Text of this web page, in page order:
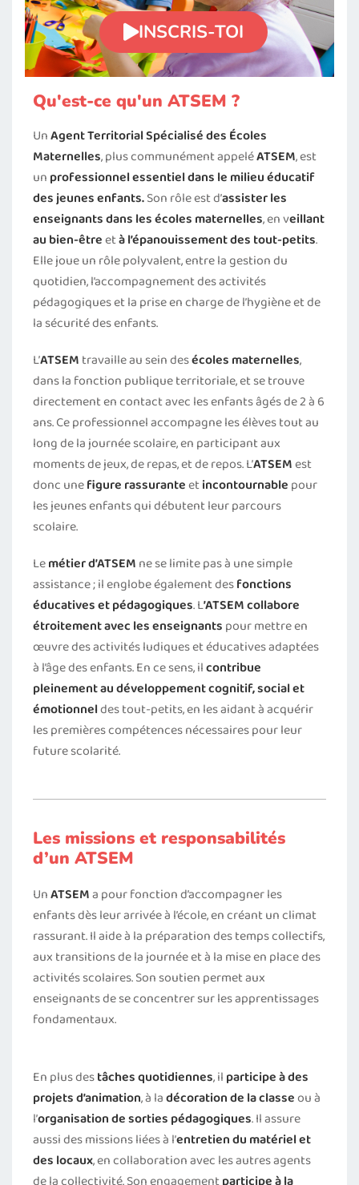
INSCRIS-TOI
Qu'est-ce qu'un ATSEM ?
UnAgent Territorial Spécialisé des Écoles
Maternelles, plus communément appeléATSEM, est
un professionnel essentiel dans le milieu éducatif
des jeunes enfants.Son rôle est d’assister les
enseignants dans les écoles maternelles, en veillant
au bien-êtreetà l’épanouissement des tout-petits.
Elle joue un rôle polyvalent, entre la gestion du
quotidien, l’accompagnement des activités
pédagogiques et la prise en charge de l’hygiène et de
la sécurité des enfants.
L’ATSEM travaille au sein desécoles maternelles,
dans la fonction publique territoriale, et se trouve
directement en contact avec les enfants âgés de 2 à 6
ans. Ce professionnel accompagne les élèves tout au
long de la journée scolaire, en participant aux
moments de jeux, de repas, et de repos. L’ATSEMest
donc unefigure rassuranteetincontournable pour
les jeunes enfants qui débutent leur parcours
scolaire.
Lemétier d’ATSEM ne se limite pas à une simple
assistance ; il englobe également desfonctions
éducatives et pédagogiques. L’ATSEMcollabore
étroitement avec les enseignants pour mettre en
œuvre des activités ludiques et éducatives adaptées
à l’âge des enfants. En ce sens, ilcontribue
pleinement au développement cognitif, social et
émotionneldes tout-petits, en les aidant à acquérir
les premières compétences nécessaires pour leur
future scolarité.
Les missions et responsabilités
d’un ATSEM
UnATSEMa pour fonction d’accompagner les
enfants dès leur arrivée à l’école, en créant un climat
rassurant. Il aide à la préparation des temps collectifs,
aux transitions de la journée et à la mise en place des
activités scolaires. Son soutien permet aux
enseignants de se concentrer sur les apprentissages
fondamentaux.
En plus destâches quotidiennes, il participe à des
projets d’animation, à ladécoration de la classeou à
l’organisation de sorties pédagogiques. Il assure
aussi des missions liées à l’entretien du matériel et
des locaux, en collaboration avec les autres agents